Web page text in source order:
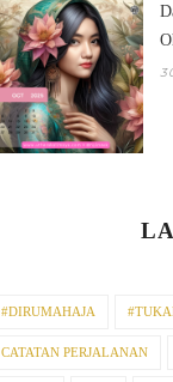
#DIRUMAHAJA
CATATAN PERJALANAN